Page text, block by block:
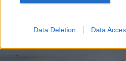
Data Deletion Data
A rovat